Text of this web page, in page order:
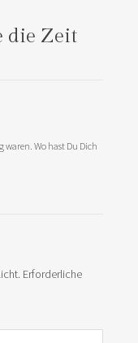
die Zeit
Wo hast Du Dich
Erforderliche